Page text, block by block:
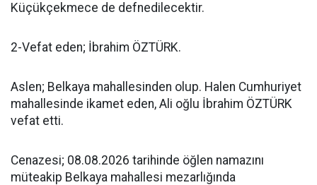
Küçükçekmece de defnedilecektir.
2-Vefat eden; İbrahim ÖZTÜRK.
Aslen; Belkaya mahallesinden olup. Halen Cumhuriyet
mahallesinde ikamet eden, Ali oğlu İbrahim ÖZTÜRK
vefat etti.
Cenazesi; 08.08.2026 tarihinde öğlen namazını
müteakip Belkaya mahallesi mezarlığında